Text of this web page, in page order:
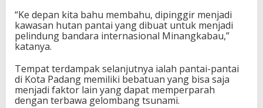
“Ke depan kita bahu membahu, dipinggir menjadi
kawasan hutan pantai yang dibuat untuk menjadi
pelindung bandara internasional Minangkabau,”
katanya.
Tempat terdampak selanjutnya ialah pantai-pantai
di Kota Padang memiliki bebatuan yang bisa saja
menjadi faktor lain yang dapat memperparah
dengan terbawa gelombang tsunami.